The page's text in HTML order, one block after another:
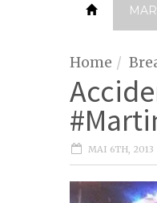
Home
MAI 6TH, 2013